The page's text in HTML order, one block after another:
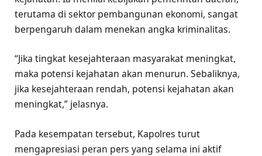
terutama di sektor pembangunan ekonomi, sangat
berpengaruh dalam menekan angka kriminalitas.
“Jika tingkat kesejahteraan masyarakat meningkat,
maka potensi kejahatan akan menurun. Sebaliknya,
jika kesejahteraan rendah, potensi kejahatan akan
meningkat,” jelasnya.
Pada kesempatan tersebut, Kapolres turut
mengapresiasi peran pers yang selama ini aktif